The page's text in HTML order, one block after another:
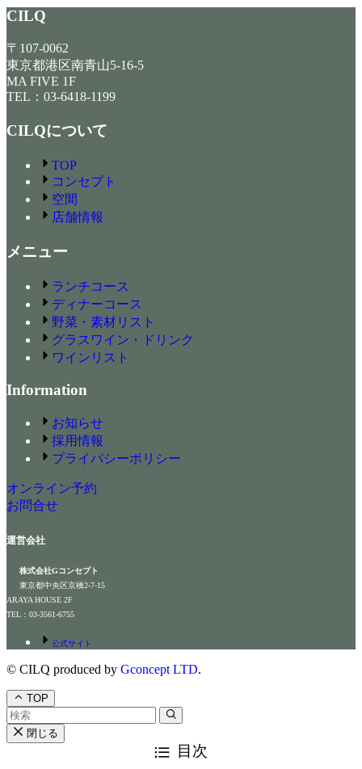
CILQ
〒107-0062
東京都港区南青山5-16-5
MA FIVE 1F
TEL：03-6418-1199
CILQについて
TOP
コンセプト
空間
店舗情報
メニュー
ランチコース
ディナーコース
野菜・素材リスト
グラスワイン・ドリンク
ワインリスト
Information
お知らせ
採用情報
プライバシーポリシー
オンライン予約
お問合せ
運営会社
株式会社Gコンセプト
東京都中央区京橋2-7-15
ARAYA HOUSE 2F
TEL：03-3561-6755
公式サイト
© CILQ produced by Gconcept LTD.
TOP
閉じる
目次